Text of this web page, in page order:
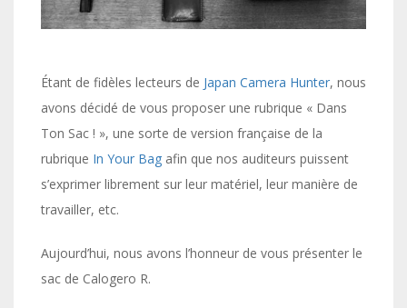
Étant de fidèles lecteurs de Japan Camera Hunter, nous
avons décidé de vous proposer une rubrique « Dans
Ton Sac ! », une sorte de version française de la
rubrique In Your Bag afin que nos auditeurs puissent
s’exprimer librement sur leur matériel, leur manière de
travailler, etc.
Aujourd’hui, nous avons l’honneur de vous présenter le
sac de Calogero R.